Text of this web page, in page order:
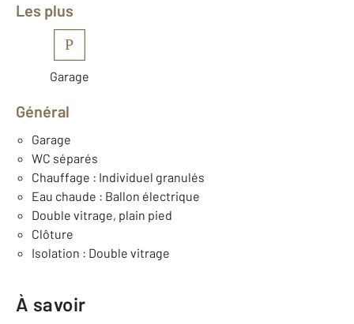
Les plus
P
Garage
Général
Garage
WC séparés
Chauffage : Individuel granulés
Eau chaude : Ballon électrique
Double vitrage, plain pied
Clôture
Isolation : Double vitrage
À savoir